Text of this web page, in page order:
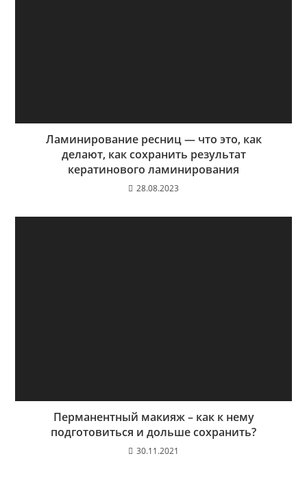
Ламинирование ресниц — что это, как
делают, как сохранить результат
кератинового ламинирования
28.08.2023
Перманентный макияж – как к нему
подготовиться и дольше сохранить?
30.11.2021